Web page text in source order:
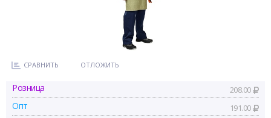
СРАВНИТЬ ОТЛОЖИТЬ
Розница 208.00
Опт 191.00